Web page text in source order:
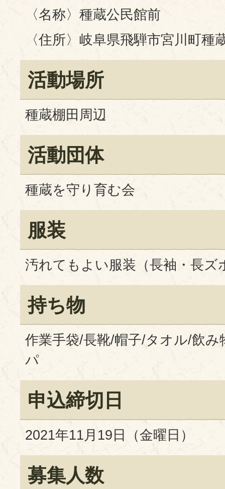
〈名称〉種蔵公民館前
〈住所〉岐阜県飛騨市宮川町種
活動場所
種蔵棚田周辺
活動団体
種蔵を守り育む会
服装
汚れてもよい服装（長袖・長ズ
持ち物
作業手袋/長靴/帽子/タオル/飲み
パ
申込締切日
2021年11月19日（金曜日）
募集人数